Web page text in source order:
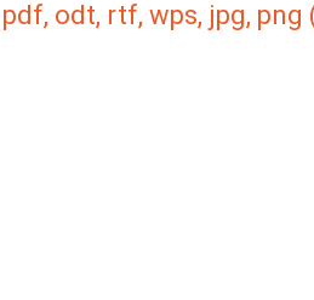
odt, rtf, wps, jpg, png